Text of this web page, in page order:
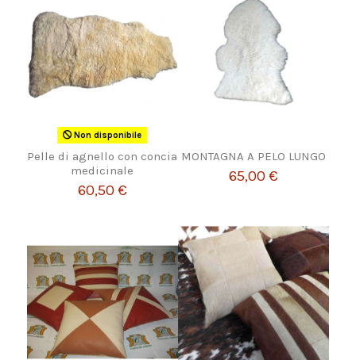
Non disponibile
Pelle di agnello con concia
medicinale
60,50 €
MONTAGNA A PELO LUNGO
65,00 €